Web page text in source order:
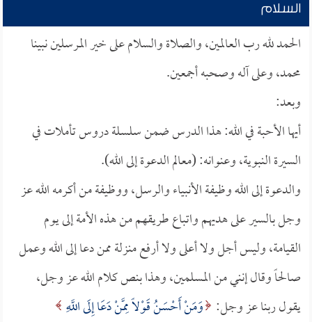
السلام
الحمد لله رب العالمين، والصلاة والسلام على خير المرسلين نبينا
محمد، وعلى آله وصحبه أجمعين.
وبعد:
أيها الأحبة في الله: هذا الدرس ضمن سلسلة دروس تأملات في
السيرة النبوية، وعنوانه: (معالم الدعوة إلى الله).
والدعوة إلى الله وظيفة الأنبياء والرسل، ووظيفة من أكرمه الله عز
وجل بالسير على هديهم واتباع طريقهم من هذه الأمة إلى يوم
القيامة، وليس أجل ولا أعلى ولا أرفع منزلة ممن دعا إلى الله وعمل
صالحاً وقال إنني من المسلمين، وهذا بنص كلام الله عز وجل،
يقول ربنا عز وجل: وَمَنْ أَحْسَنُ قَوْلاً مِمَّنْ دَعَا إِلَى اللَّهِ